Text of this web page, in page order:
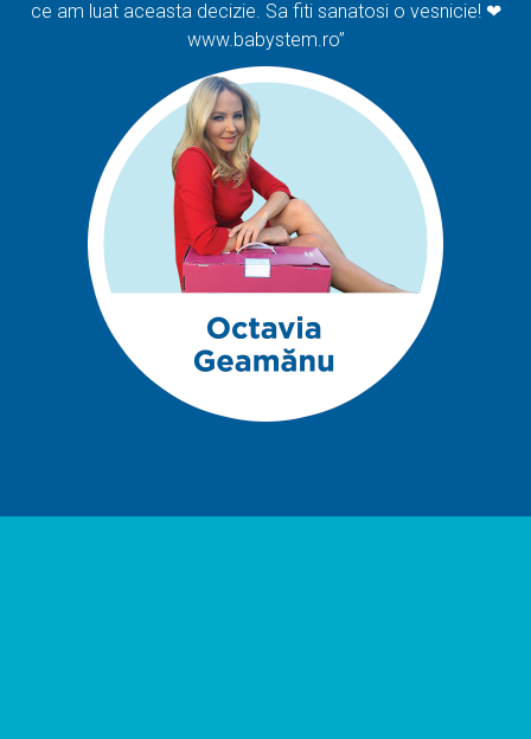
ce am luat aceasta decizie. Sa fiti sanatosi o vesnicie! ❤
www.babystem.ro”